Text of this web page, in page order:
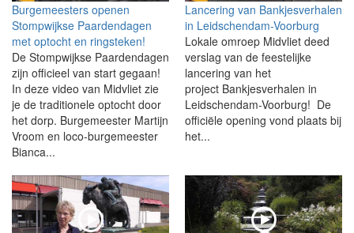
Burgemeesters openen
Stompwijkse Paardendagen
met optocht en ringsteken!
De Stompwijkse Paardendagen
zijn officieel van start gegaan!
In deze video van Midvliet zie
je de traditionele optocht door
het dorp. Burgemeester Martijn
Vroom en loco-burgemeester
Bianca...
Lancering van Bankjesverhalen
in Leidschendam-Voorburg
Lokale omroep Midvliet deed
verslag van de feestelijke
lancering van het
project Bankjesverhalen in
Leidschendam-Voorburg! De
officiële opening vond plaats bij
het...